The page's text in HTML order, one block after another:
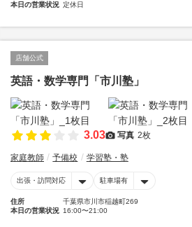
本日の営業状況 定休日
店舗公式
英語・数学専門「市川塾」
3.03 写真 2枚
家庭教師 予備校 学習塾・塾
出張・訪問対応 駐車場有
住所
千葉県市川市稲越町269
本日の営業状況 16:00〜21:00